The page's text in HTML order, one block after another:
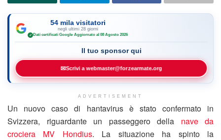
54 mila visitatori
negli ultimi 28 giorni
✓ Dati certificati Google·Aggiornato al 08 Agosto 2026
Il tuo sponsor qui
✉Scrivi a webmaster@forzearmate.org
ADVERTISEMENT
Un nuovo caso di hantavirus è stato confermato in
Svizzera, riguardante un passeggero della nave da
crociera MV Hondius. La situazione ha spinto la